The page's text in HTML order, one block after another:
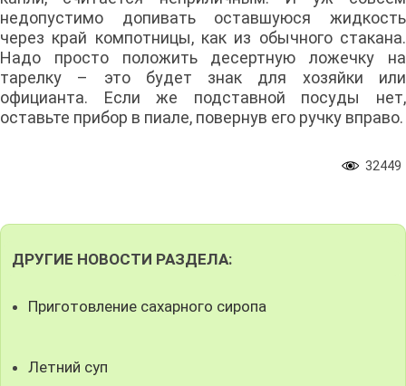
недопустимо допивать оставшуюся жидкость
через край компотницы, как из обычного стакана.
Надо просто положить десертную ложечку на
тарелку – это будет знак для хозяйки или
официанта. Если же подставной посуды нет,
оставьте прибор в пиале, повернув его ручку вправо.
32449
ДРУГИЕ НОВОСТИ РАЗДЕЛА:
Приготовление сахарного сиропа
Летний суп